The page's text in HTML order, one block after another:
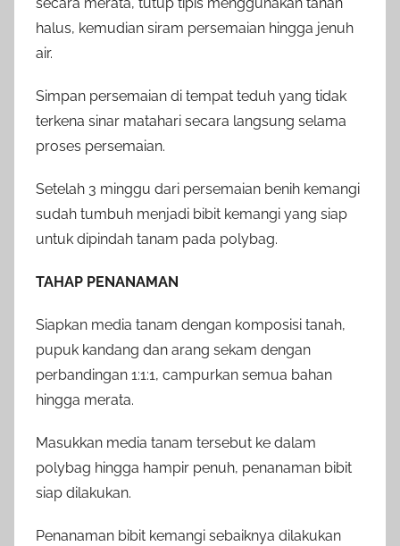
secara merata, tutup tipis menggunakan tanah
halus, kemudian siram persemaian hingga jenuh
air.
Simpan persemaian di tempat teduh yang tidak
terkena sinar matahari secara langsung selama
proses persemaian.
Setelah 3 minggu dari persemaian benih kemangi
sudah tumbuh menjadi bibit kemangi yang siap
untuk dipindah tanam pada polybag.
TAHAP PENANAMAN
Siapkan media tanam dengan komposisi tanah,
pupuk kandang dan arang sekam dengan
perbandingan 1:1:1, campurkan semua bahan
hingga merata.
Masukkan media tanam tersebut ke dalam
polybag hingga hampir penuh, penanaman bibit
siap dilakukan.
Penanaman bibit kemangi sebaiknya dilakukan